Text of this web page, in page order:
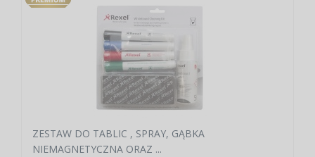
ZESTAW DO TABLIC , SPRAY, GĄBKA
NIEMAGNETYCZNA ORAZ ...